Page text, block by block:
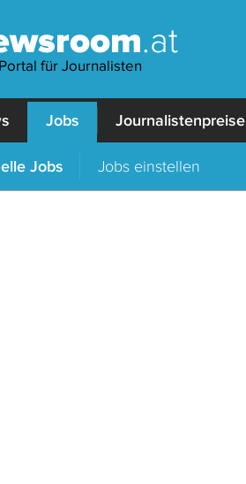
.at
für Journalisten
Jobs Journalistenpreise
Jobs Jobs einstellen